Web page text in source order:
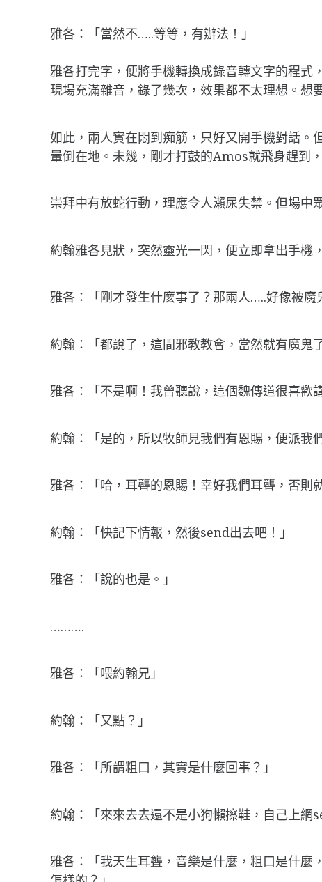
雅各：「當然不…..等等，有辦法！」
雅各打完字，便將手機轉換成錄音轉文字的程
現場充滿雜音，錄了幾次，效果都不太理想。想
如此，兩人實在悶到痴筋，只好又開手機對話。
暈倒在地。未幾，剛才打鼓的Amos就飛身趕到
崇拜中有放蛇行動，理應令人瀨尿失禁。但場中
約翰雅各見狀，突然靈光一閃，便立即拿出手機
雅各：「剛才發生什麼事了？那兩人…..好像被魔
約翰：「都說了，這間邪教教會，當然就有魔鬼了
雅各：「不是啊！我曾聽說，這個魏傳道很喜歡
約翰：「是的，所以牧師見我們有恩賜，便派我
雅各：「哈，耳聾的恩賜！幸好我們耳聾，否則
約翰：「快記下情報，然後send出去吧！」
雅各：「說的也是。」
……….
雅各：「喂約翰兄」
約翰：「又點？」
雅各：「所謂粗口，其實是什麼回事？」
約翰：「來來去去還不是小狗懶擦鞋，自己上網
雅各：「我天生耳聾，音樂是什麼，粗口是什麼